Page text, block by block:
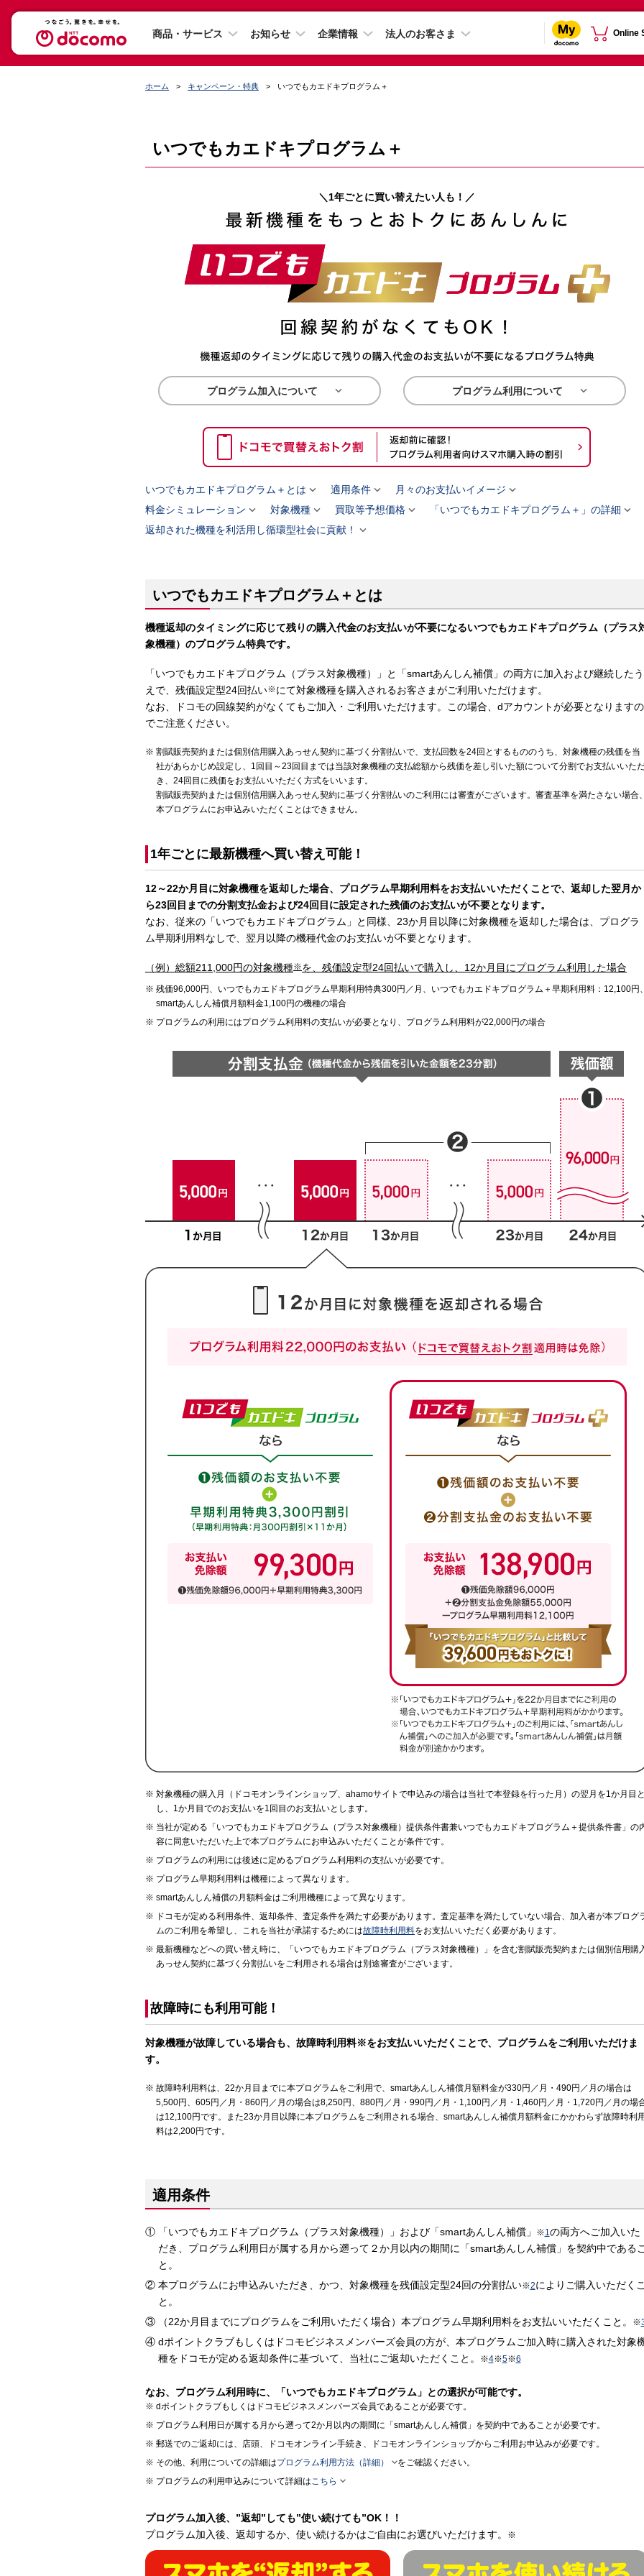
商品・サービス お知らせ 企業情報 法人のお客さま Online
ホーム キャンペーン・特典 いつでもカエドキプログラム＋
いつでもカエドキプログラム＋
＼1年ごとに買い替えたい人も！／
プログラム加入について  プログラム利用について 
いつでもカエドキプログラム＋とは  適用条件 月々のお支払いイメージ 
料金シミュレーション  対象機種 買取等予想価格 「いつでもカエドキプログラム＋」の詳細 
返却された機種を利活用し循環型社会に貢献！ 
いつでもカエドキプログラム＋とは
機種返却のタイミングに応じて残りの購入代金のお支払いが不要になるいつでもカエドキプログラム（プラス
象機種）のプログラム特典です。
「いつでもカエドキプログラム（プラス対象機種）」と「smartあんしん補償」の両方に加入および継続したう
えで、残価設定型24回払い※にて対象機種を購入されるお客さまがご利用いただけます。
なお、ドコモの回線契約がなくてもご加入・ご利用いただけます。この場合、dアカウントが必要となりますの
でご注意ください。
割賦販売契約または個別信用購入あっせん契約に基づく分割払いで、支払回数を24回とするもののうち、対象機種の残価を当
社があらかじめ設定し、1回目～23回目までは当該対象機種の支払総額から残価を差し引いた額について分割でお支払いいた
き、24回目に残価をお支払いいただく方式をいいます。
割賦販売契約または個別信用購入あっせん契約に基づく分割払いのご利用には審査がございます。審査基準を満たさない場合
本プログラムにお申込みいただくことはできません。
1年ごとに最新機種へ買い替え可能！
12～22か月目に対象機種を返却した場合、プログラム早期利用料をお支払いいただくことで、返却した翌月か
ら23回目までの分割支払金および24回目に設定された残価のお支払いが不要となります。
なお、従来の「いつでもカエドキプログラム」と同様、23か月目以降に対象機種を返却した場合は、プログラ
ム早期利用料なしで、翌月以降の機種代金のお支払いが不要となります。
（例）総額211,000円の対象機種※を、残価設定型24回払いで購入し、12か月目にプログラム利用した場合
残価96,000円、いつでもカエドキプログラム早期利用特典300円／月、いつでもカエドキプログラム＋早期利用料：12,100円
smartあんしん補償月額料金1,100円の機種の場合
プログラムの利用にはプログラム利用料の支払いが必要となり、プログラム利用料が22,000円の場合
対象機種の購入月（ドコモオンラインショップ、ahamoサイトで申込みの場合は当社で本登録を行った月）の翌月を1か月目
し、1か月目でのお支払いを1回目のお支払いとします。
当社が定める「いつでもカエドキプログラム（プラス対象機種）提供条件書兼いつでもカエドキプログラム＋提供条件書」の
容に同意いただいた上で本プログラムにお申込みいただくことが条件です。
プログラムの利用には後述に定めるプログラム利用料の支払いが必要です。
プログラム早期利用料は機種によって異なります。
smartあんしん補償の月額料金はご利用機種によって異なります。
ドコモが定める利用条件、返却条件、査定条件を満たす必要があります。査定基準を満たしていない場合、加入者が本プログ
ムのご利用を希望し、これを当社が承諾するためには故障時利用料をお支払いいただく必要があります。
最新機種などへの買い替え時に、「いつでもカエドキプログラム（プラス対象機種）」を含む割賦販売契約または個別信用購
あっせん契約に基づく分割払いをご利用される場合は別途審査がございます。
故障時にも利用可能！
対象機種が故障している場合も、故障時利用料※をお支払いいただくことで、プログラムをご利用いただけま
す。
故障時利用料は、22か月目までに本プログラムをご利用で、smartあんしん補償月額料金が330円／月・490円／月の場合は
5,500円、605円／月・860円／月の場合は8,250円、880円／月・990円／月・1,100円／月・1,460円／月・1,720円／月の場
は12,100円です。また23か月目以降に本プログラムをご利用される場合、smartあんしん補償月額料金にかかわらず故障時利
料は2,200円です。
適用条件
「いつでもカエドキプログラム（プラス対象機種）」および「smartあんしん補償」 ※1の両方へご加入いた
だき、プログラム利用日が属する月から遡って２か月以内の期間に「smartあんしん補償」を契約中である
と。
本プログラムにお申込みいただき、かつ、対象機種を残価設定型24回の分割払い※2によりご購入いただく
と。
（22か月目までにプログラムをご利用いただく場合）本プログラム早期利用料をお支払いいただくこと。
※
dポイントクラブもしくはドコモビジネスメンバーズ会員の方が、本プログラムご加入時に購入された対象
種をドコモが定める返却条件に基づいて、当社にご返却いただくこと。
※4※5※6
なお、プログラム利用時に、「いつでもカエドキプログラム」との選択が可能です。
dポイントクラブもしくはドコモビジネスメンバーズ会員であることが必要です。
プログラム利用日が属する月から遡って2か月以内の期間に「smartあんしん補償」を契約中であることが必要です。
郵送でのご返却には、店頭、ドコモオンライン手続き、ドコモオンラインショップからご利用お申込みが必要です。
その他、利用についての詳細はプログラム利用方法（詳細） をご確認ください。
プログラムの利用申込みについて詳細はこちら 
プログラム加入後、”返却”しても”使い続けても”OK！！
プログラム加入後、返却するか、使い続けるかはご自由にお選びいただけます。
※